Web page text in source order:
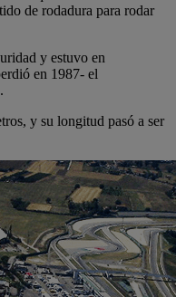
de rodadura para rodar
y estuvo en
en 1987- el
y su longitud pasó a ser